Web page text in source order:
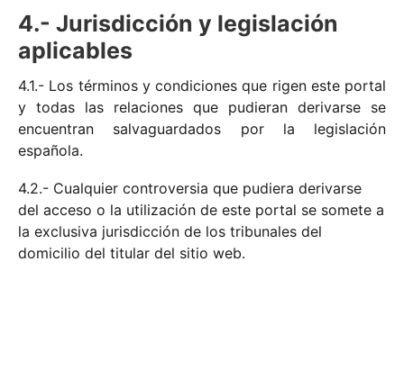
4.- Jurisdicción y legislación
aplicables
4.1.- Los términos y condiciones que rigen este portal
y todas las relaciones que pudieran derivarse se
encuentran salvaguardados por la legislación
española.
4.2.- Cualquier controversia que pudiera derivarse
del acceso o la utilización de este portal se somete a
la exclusiva jurisdicción de los tribunales del
domicilio del titular del sitio web.